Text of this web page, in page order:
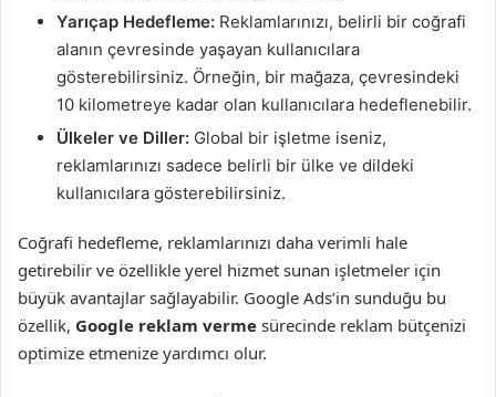
Yarıçap Hedefleme: Reklamlarınızı, belirli bir coğrafi
alanın çevresinde yaşayan kullanıcılara
gösterebilirsiniz. Örneğin, bir mağaza, çevresindeki
10 kilometreye kadar olan kullanıcılara hedeflenebilir.
Ülkeler ve Diller: Global bir işletme iseniz,
reklamlarınızı sadece belirli bir ülke ve dildeki
kullanıcılara gösterebilirsiniz.
Coğrafi hedefleme, reklamlarınızı daha verimli hale
getirebilir ve özellikle yerel hizmet sunan işletmeler için
büyük avantajlar sağlayabilir. Google Ads’in sunduğu bu
özellik, Google reklam verme sürecinde reklam bütçenizi
optimize etmenize yardımcı olur.